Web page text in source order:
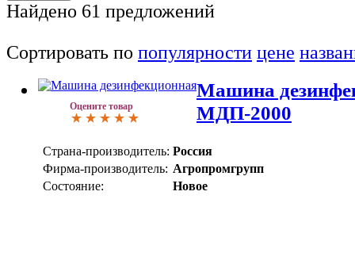
Найдено 61 предложений
Сортировать по популярности цене
Оцените товар
Машина
МДП-2000
Страна-производитель: Россия
Фирма-производитель: Агропромгрупп
Состояние:
Новое